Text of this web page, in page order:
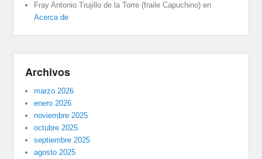
Fray Antonio Trujillo de la Torre (fraile Capuchino) en
Acerca de
Archivos
marzo 2026
enero 2026
noviembre 2025
octubre 2025
septiembre 2025
agosto 2025